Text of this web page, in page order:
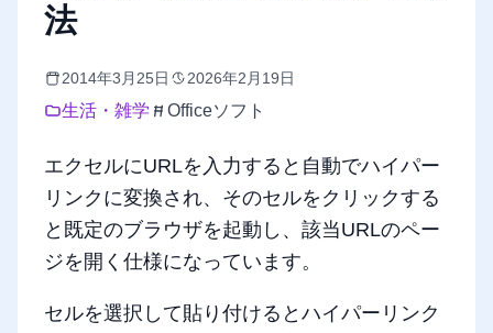
法
2014年3月25日 2026年2月19日
生活・雑学 Officeソフト
エクセルにURLを入力すると自動でハイパー
リンクに変換され、そのセルをクリックする
と既定のブラウザを起動し、該当URLのペー
ジを開く仕様になっています。
セルを選択して貼り付けるとハイパーリンク